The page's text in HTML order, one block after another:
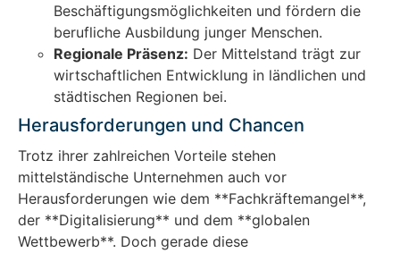
Beschäftigungsmöglichkeiten und fördern die
berufliche Ausbildung junger Menschen.
Regionale Präsenz: Der Mittelstand trägt zur
wirtschaftlichen Entwicklung in ländlichen und
städtischen Regionen bei.
Herausforderungen und Chancen
Trotz ihrer zahlreichen Vorteile stehen
mittelständische Unternehmen auch vor
Herausforderungen wie dem **Fachkräftemangel**,
der **Digitalisierung** und dem **globalen
Wettbewerb**. Doch gerade diese